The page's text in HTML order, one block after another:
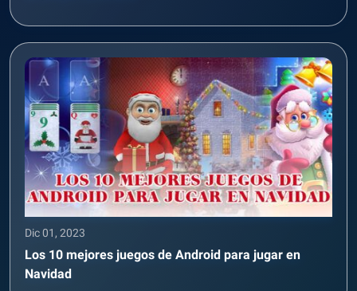
Dic 01, 2023
Los 10 mejores juegos de Android para jugar en
Navidad